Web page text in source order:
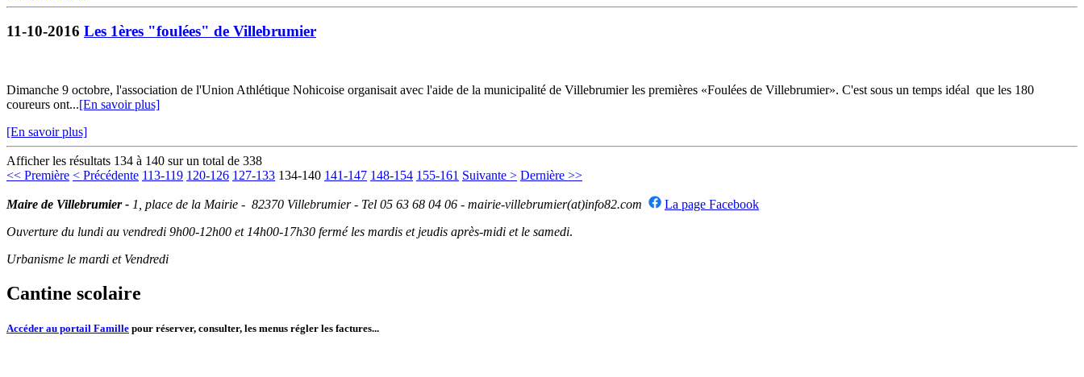
11-10-2016 Les 1ères "foulées" de Villebrumier
Dimanche 9 octobre, l'association de l'Union Athlétique Nohicoise organisait avec l'aide de la municipalité de Villebrumier les premières «Foulées de Villebrumier». C'est sous un temps idéal que les 180
coureurs ont...[En savoir plus]
[En savoir plus]
Afficher les résultats 134 à 140 sur un total de 338
<< Première < Précédente 113-119 120-126 127-133 134-140 141-147 148-154 155-161 Suivante > Dernière >>
Maire de Villebrumier - 1, place de la Mairie - 82370 Villebrumier - Tel 05 63 68 04 06 - mairie-villebrumier(at)info82.com
La page Facebook
Ouverture du lundi au vendredi 9h00-12h00 et 14h00-17h30 fermé les mardis et jeudis après-midi et le samedi.
Urbanisme le mardi et Vendredi
Cantine scolaire
Accéder au portail Famille pour réserver, consulter, les menus régler les factures...